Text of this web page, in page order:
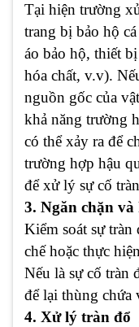
Tại hiện trường
trang bị bảo hộ
áo bảo hộ, thiết
hóa chất, v.v).
nguồn gốc của
khả năng trường
có thể xảy ra để
trường hợp hậu
để xử lý sự cố
3. Ngăn chặn
Kiểm soát sự tràn
chế hoặc thực
Nếu là sự cố tràn
để lại thùng chứa
4. Xử lý tràn đổ